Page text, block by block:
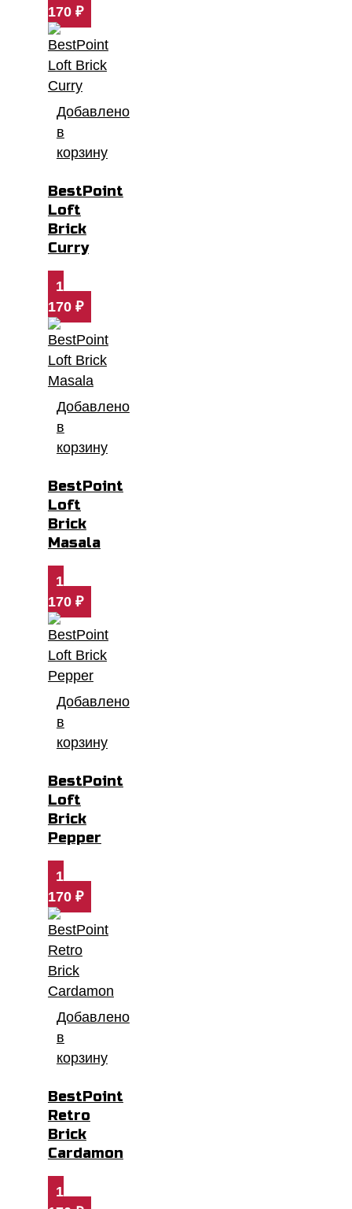
170 ₽
Добавлено
в
корзину
BestPoint
Loft
Brick
Curry
1
170 ₽
Добавлено
в
корзину
BestPoint
Loft
Brick
Masala
1
170 ₽
Добавлено
в
корзину
BestPoint
Loft
Brick
Pepper
1
170 ₽
Добавлено
в
корзину
BestPoint
Retro
Brick
Cardamon
1